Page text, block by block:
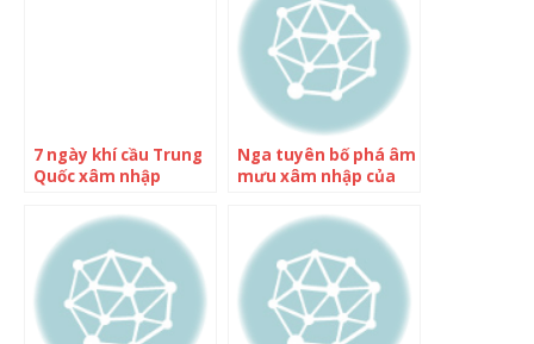
nứt”?
7 ngày khí cầu Trung
Quốc xâm nhập
Nga tuyên bố phá âm
mưu xâm nhập của
Ukraine